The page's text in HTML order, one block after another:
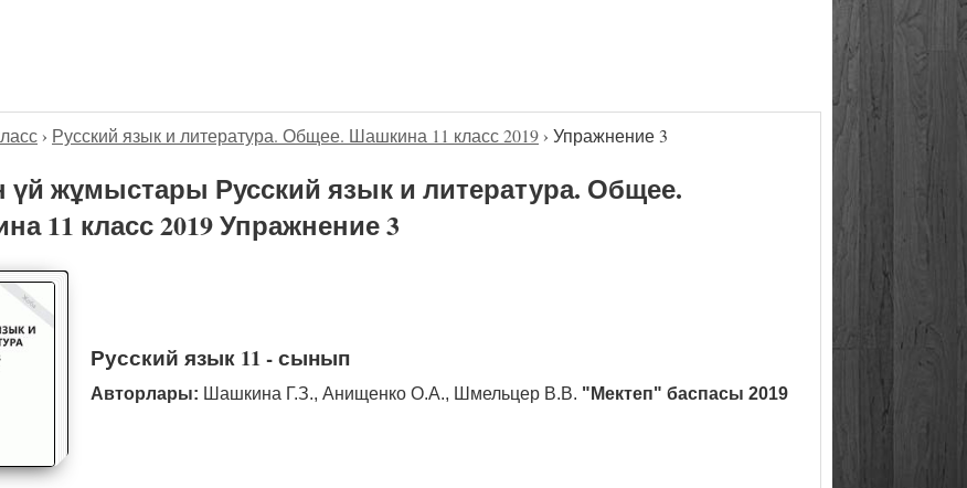
› Русский язык и литература. Общее. Шашкина 11 класс 2019 › Упражнение 3
жұмыстары Русский язык и литература. Общее.
11 класс 2019 Упражнение 3
Русский язык 11 - сынып
Авторлары: Шашкина Г.З., Анищенко О.А., Шмельцер В.В. "Мектеп" баспасы 2019